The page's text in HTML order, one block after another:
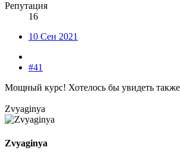
Репутация
16
10 Сен 2021
#41
Мощный курс! Хотелось бы увидеть
Zvyaginya
Zvyaginya